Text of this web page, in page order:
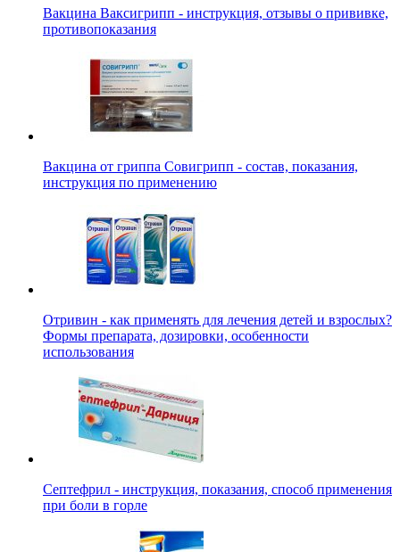
Вакцина Ваксигрипп - инструкция, отзывы о прививке,
противопоказания
Вакцина от гриппа Совигрипп - состав, показания,
инструкция по применению
Отривин - как применять для лечения детей и взрослых?
Формы препарата, дозировки, особенности
использования
Септефрил - инструкция, показания, способ применения
при боли в горле